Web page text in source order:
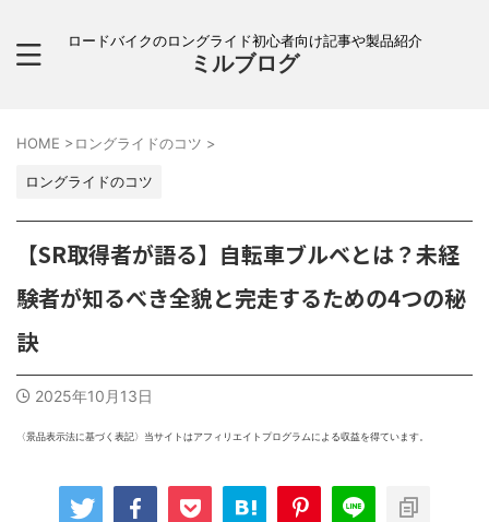
ロードバイクのロングライド初心者向け記事や製品紹介
ミルブログ
HOME >ロングライドのコツ >
ロングライドのコツ
【SR取得者が語る】自転車ブルベとは？未経
験者が知るべき全貌と完走するための4つの秘
訣
2025年10月13日
〈景品表示法に基づく表記〉当サイトはアフィリエイトプログラムによる収益を得ています。